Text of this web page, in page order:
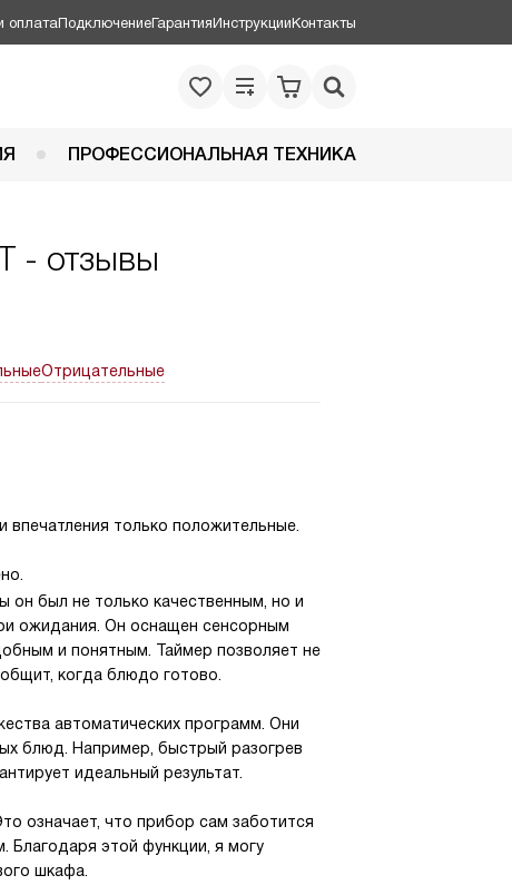
оплатаПодключениеГарантияИнструкцииКонтакты
ПРОФЕССИОНАЛЬНАЯ ТЕХНИКА
- отзывы
Отрицательные
только положительные.
был не только качественным, но и
ожидания. Он оснащен сенсорным
и понятным. Таймер позволяет не
когда блюдо готово.
автоматических программ. Они
блюд. Например, быстрый разогрев
идеальный результат.
означает, что прибор сам заботится
Благодаря этой функции, я могу
шкафа.